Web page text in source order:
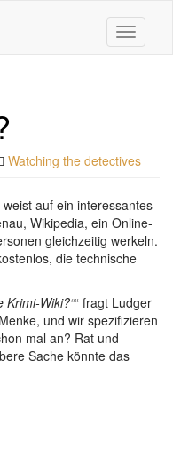
Toggle
Watching the detectives
auf ein interessantes
Wikipedia, ein Online-
gleichzeitig werkeln.
die technische
Krimi-Wiki?““ fragt Ludger
und wir spezifizieren
mal an? Rat und
Sache könnte das